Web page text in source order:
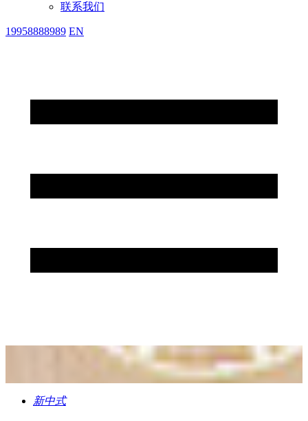
联系我们
19958888989 EN
新中式